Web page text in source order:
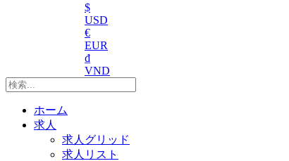
$
USD
€
EUR
₫
VND
ホーム
求人
求人グリッド
求人リスト